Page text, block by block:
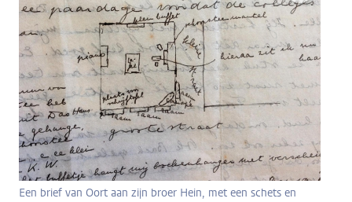
Een brief van Oort aan zijn broer Hein, met een schets en